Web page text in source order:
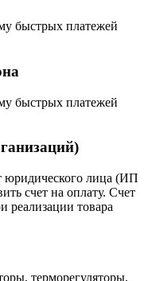
быстрых платежей
быстрых платежей
юридического лица (ИП
счет на оплату. Счет
товара
терморегуляторы,